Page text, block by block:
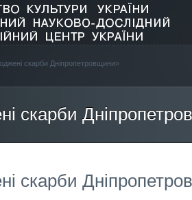
скарби Дніпропетровщини»
скарби
скарби